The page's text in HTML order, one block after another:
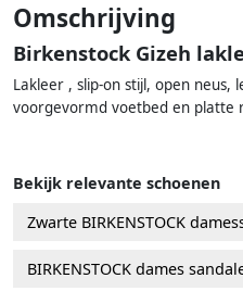
Omschrijving
Birkenstock Gizeh
Lakleer , slip-on stijl, open neus,
voorgevormd voetbed en platte
Bekijk relevante schoenen
Zwarte BIRKENSTOCK
BIRKENSTOCK dames